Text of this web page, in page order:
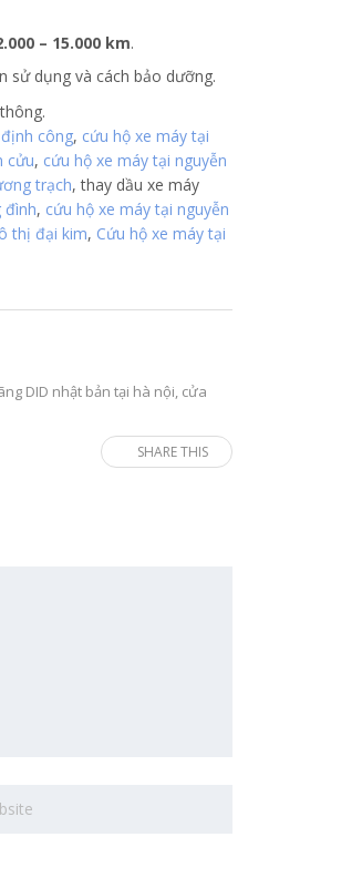
– 15.000 km.
sử dụng và cách bảo dưỡng.
công, cứu hộ xe máy tại
cửu, cứu hộ xe máy tại nguyễn
trạch, thay dầu xe máy
đình, cứu hộ xe máy tại nguyễn
thị đại kim, Cứu hộ xe máy tại
DID nhật bản tại hà nội, cửa
SHARE THIS